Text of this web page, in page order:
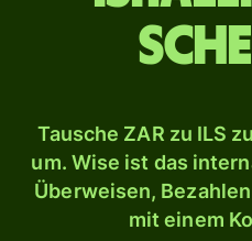
Tausche ZAR zu ILS
um. Wise ist das
Überweisen,
mit einem